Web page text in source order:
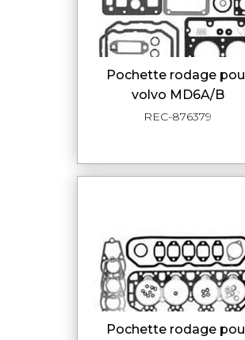
pochette rodage pour
volvo MD6A/B
REC-876379
pochette rodage pour